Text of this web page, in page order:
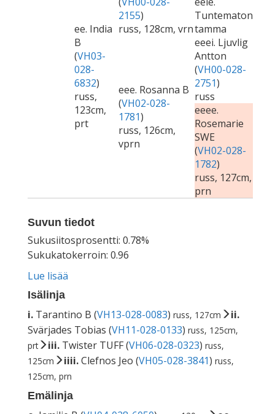
ee. India
B
(VH03-
028-
6832)
russ,
123cm,
prt
2155)
russ, 128cm, vrn
Tuntematon
tamma
eee. Rosanna B
(VH02-028-
1781)
russ, 126cm,
vprn
eeei. Ljuvlig
Antton
(VH00-028-
2751)
russ
eeee.
Rosemarie
SWE
(VH02-028-
1782)
russ, 127cm,
prn
Suvun tiedot
Sukusiitosprosentti: 0.78%
Sukukatokerroin: 0.96
Lue lisää
Isälinja
i. Tarantino B (VH13-028-0083) russ, 127cm
ii.
Svärjades Tobias (VH11-028-0133) russ, 125cm,
prt
iii. Twister TUFF (VH06-028-0323) russ,
125cm
iiii.Clefnos Jeo (VH05-028-3841) russ,
125cm, prn
Emälinja